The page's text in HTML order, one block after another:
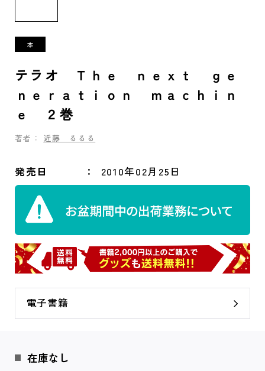
テラオ Ｔｈｅ ｎｅｘｔ ｇｅ
ｎｅｒａｔｉｏｎ ｍａｃｈｉｎ
ｅ ２巻
著者： 近藤 るるる
発売日 2010年02月25日
電子書籍
在庫なし